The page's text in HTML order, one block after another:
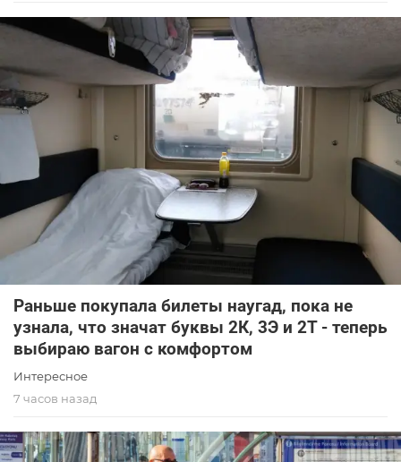
Раньше покупала билеты наугад, пока не
узнала, что значат буквы 2К, 3Э и 2Т - теперь
выбираю вагон с комфортом
Интересное
7 часов назад